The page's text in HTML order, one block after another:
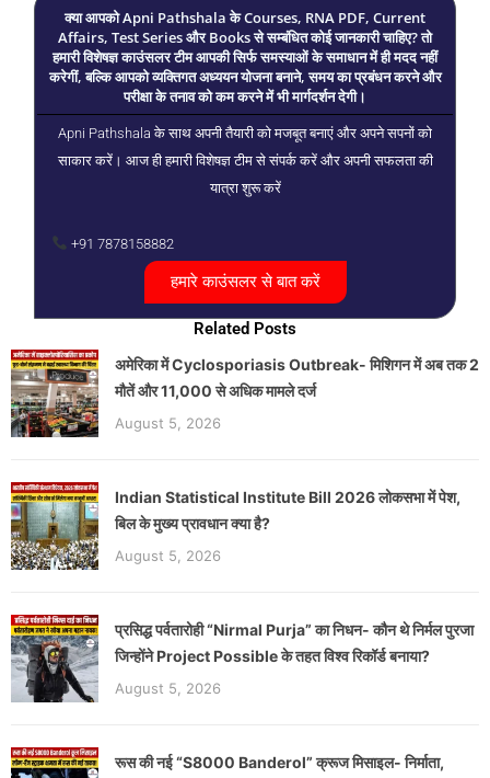
क्या आपको Apni Pathshala के Courses, RNA PDF, Current
Affairs, Test Series और Books से सम्बंधित कोई जानकारी चाहिए? तो
हमारी विशेषज्ञ काउंसलर टीम आपकी सिर्फ समस्याओं के समाधान में ही मदद नहीं
करेगीं, बल्कि आपको व्यक्तिगत अध्ययन योजना बनाने, समय का प्रबंधन करने और
परीक्षा के तनाव को कम करने में भी मार्गदर्शन देगी।
Apni Pathshala के साथ अपनी तैयारी को मजबूत बनाएं और अपने सपनों को
साकार करें। आज ही हमारी विशेषज्ञ टीम से संपर्क करें और अपनी सफलता की
यात्रा शुरू करें
+91 7878158882
हमारे काउंसलर से बात करें
Related Posts
अमेरिका में Cyclosporiasis Outbreak- मिशिगन में अब तक 2
मौतें और 11,000 से अधिक मामले दर्ज
August 5, 2026
Indian Statistical Institute Bill 2026 लोकसभा में पेश,
बिल के मुख्य प्रावधान क्या है?
August 5, 2026
प्रसिद्ध पर्वतारोही “Nirmal Purja” का निधन- कौन थे निर्मल पुरजा
जिन्होंने Project Possible के तहत विश्व रिकॉर्ड बनाया?
August 5, 2026
रूस की नई “S8000 Banderol” क्रूज मिसाइल- निर्माता,